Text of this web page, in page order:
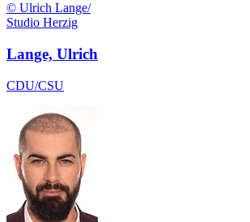
© Ulrich Lange/
Studio Herzig
Lange, Ulrich
CDU/CSU